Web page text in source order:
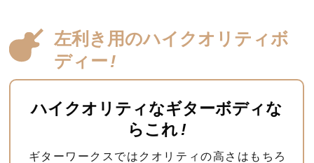
左利き用のハイクオリティボ
ディー!
ハイクオリティなギターボディな
らこれ!
ギターワークスではクオリティの高さはもちろ